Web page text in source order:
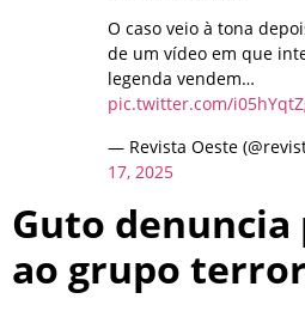
O caso veio à tona
de um vídeo em que
legenda vendem…
pic.twitter.com/
— Revista Oeste
17, 2025
Guto denuncia
ao grupo